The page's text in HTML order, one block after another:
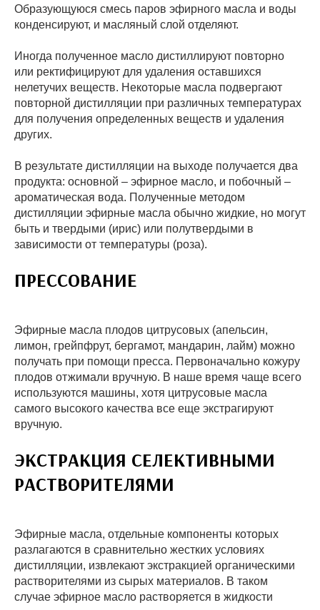
Образующуюся смесь паров эфирного масла и воды
конденсируют, и масляный слой отделяют.
Иногда полученное масло дистиллируют повторно
или ректифицируют для удаления оставшихся
нелетучих веществ. Некоторые масла подвергают
повторной дистилляции при различных температурах
для получения определенных веществ и удаления
других.
В результате дистилляции на выходе получается два
продукта: основной – эфирное масло, и побочный –
ароматическая вода. Полученные методом
дистилляции эфирные масла обычно жидкие, но могут
быть и твердыми (ирис) или полутвердыми в
зависимости от температуры (роза).
ПРЕССОВАНИЕ
Эфирные масла плодов цитрусовых (апельсин,
лимон, грейпфрут, бергамот, мандарин, лайм) можно
получать при помощи пресса. Первоначально кожуру
плодов отжимали вручную. В наше время чаще всего
используются машины, хотя цитрусовые масла
самого высокого качества все еще экстрагируют
вручную.
ЭКСТРАКЦИЯ СЕЛЕКТИВНЫМИ
РАСТВОРИТЕЛЯМИ
Эфирные масла, отдельные компоненты которых
разлагаются в сравнительно жестких условиях
дистилляции, извлекают экстракцией органическими
растворителями из сырых материалов. В таком
случае эфирное масло растворяется в жидкости